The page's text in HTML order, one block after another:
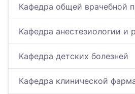
Кафедра общей врачебной
Кафедра анестезиологии и
Кафедра детских болезней
Кафедра клинической